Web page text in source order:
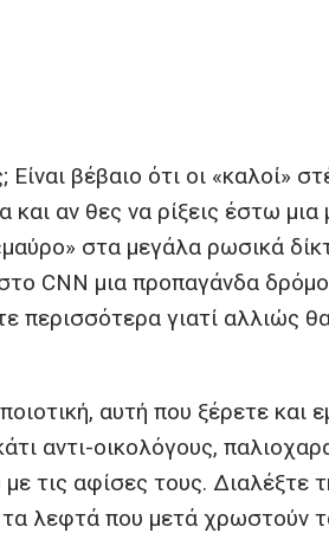
Είναι βέβαιο ότι οι «καλοί»
αν θες να ρίξεις έστω
στα μεγάλα ρωσικά
CNN μια προπαγάνδα
περισσότερα γιατί αλλιώς
αυτή που ξέρετε και
αντι-οικολόγους,
τις αφίσες τους. Διαλέξτε
λεφτά που μετά χρωστούν